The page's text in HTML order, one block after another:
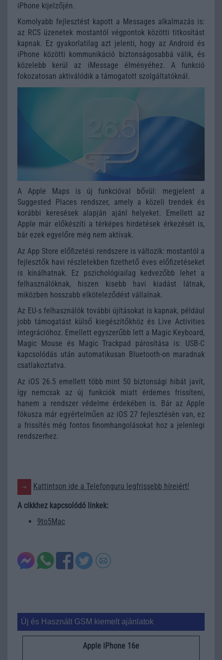
iPhone kijelzőjén.
Komolyabb fejlesztést kapott a Messages alkalmazás is:
az RCS üzenetek mostantól végpontok közötti titkosítást
kapnak. Ez gyakorlatilag azt jelenti, hogy az Android és
iPhone közötti kommunikáció biztonságosabbá válik, és
közelebb kerül az iMessage élményéhez. A funkció
fokozatosan aktiválódik a támogatott szolgáltatóknál.
A Apple Maps is új funkcióval bővül: megjelent a
Suggested Places rendszer, amely a közeli trendek és
korábbi keresések alapján ajánl helyeket. Emellett az
Apple már előkészíti a térképes hirdetések érkezését is,
bár ezek egyelőre még nem aktívak.
Az App Store előfizetési rendszere is változik: mostantól a
fejlesztők havi részletekben fizethető éves előfizetéseket
is kínálhatnak. Ez pszichológiailag kedvezőbb lehet a
felhasználóknak, hiszen kisebb havi kiadást látnak,
miközben hosszabb elköteleződést vállalnak.
Az EU-s felhasználók további újításokat is kapnak, például
jobb támogatást külső kiegészítőkhöz és Live Activities
integrációhoz. Emellett egyszerűbb lett a Magic Keyboard,
Magic Mouse és Magic Trackpad párosítása is: USB-C
kapcsolódás után automatikusan Bluetooth-on maradnak
csatlakoztatva.
Az iOS 26.5 emellett több mint 50 biztonsági hibát javít,
így nemcsak az új funkciók miatt érdemes frissíteni,
hanem a rendszer védelme érdekében is. Bár az Apple
fókusza már egyértelműen az iOS 27 fejlesztésén van, ez
a frissítés még fontos finomhangolásokat hoz a jelenlegi
rendszerhez.
Kattintson ide a Telefonguru legfrissebb híreiért!
A cikkhez kapcsolódó linkek:
9to5Mac
Új és Használt GSM kiemelt ajánlatok
Apple iPhone 16e